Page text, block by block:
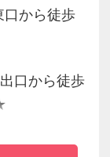
口から徒歩
口から徒歩
ンク実施